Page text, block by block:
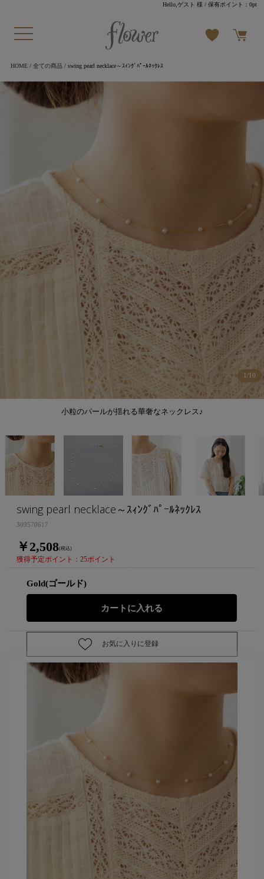
Hello,ゲスト 様 / 保有ポイント：0pt
HOME/ 全ての商品/ swing pearl necklace～ｽｨﾝｸﾞﾊﾟｰﾙﾈｯｸﾚｽ
小粒のパールが揺れる華奢なネックレス♪
1/10
swing pearl necklace～ｽｨﾝｸﾞﾊﾟｰﾙﾈｯｸﾚｽ
309570617
￥2,508(税込)
獲得予定ポイント：25ポイント
Gold(ゴールド)
お気に入りに登録